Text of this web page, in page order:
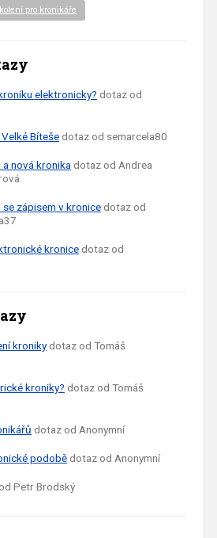
pro kronikáře
elektronicky? dotaz od
Bítešedotaz od semarcela80
nová kronika dotaz od Andrea
zápisem v kronicedotaz od
kronicedotaz od
kronikydotaz od Tomáš
kroniky? dotaz od Tomáš
dotaz od Anonymní
podobědotaz od Anonymní
Petr Brodský